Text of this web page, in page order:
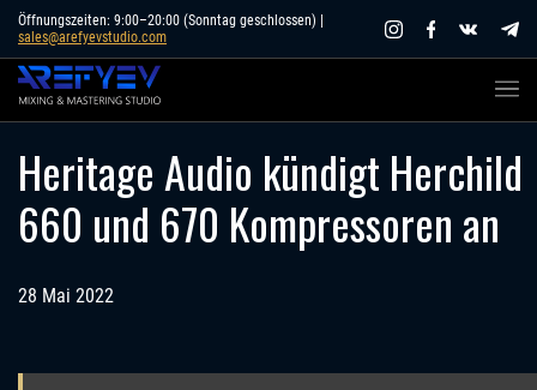
Skip
content
Öffnungszeiten: 9:00–20:00 (Sonntag geschlossen) |
sales@arefyevstudio.com
Heritage Audio kündigt Herchild
660 und 670 Kompressoren an
28 Mai 2022